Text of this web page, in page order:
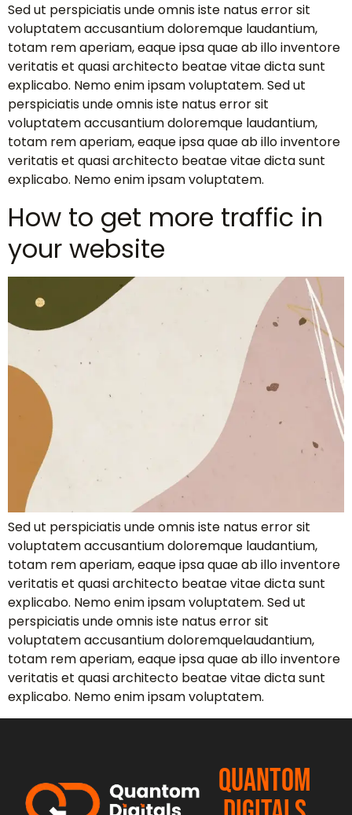
Sed ut perspiciatis unde omnis iste natus error sit
voluptatem accusantium doloremque laudantium,
totam rem aperiam, eaque ipsa quae ab illo inventore
veritatis et quasi architecto beatae vitae dicta sunt
explicabo. Nemo enim ipsam voluptatem. Sed ut
perspiciatis unde omnis iste natus error sit
voluptatem accusantium doloremque laudantium,
totam rem aperiam, eaque ipsa quae ab illo inventore
veritatis et quasi architecto beatae vitae dicta sunt
explicabo. Nemo enim ipsam voluptatem.
How to get more traffic in
your website
Sed ut perspiciatis unde omnis iste natus error sit
voluptatem accusantium doloremque laudantium,
totam rem aperiam, eaque ipsa quae ab illo inventore
veritatis et quasi architecto beatae vitae dicta sunt
explicabo. Nemo enim ipsam voluptatem. Sed ut
perspiciatis unde omnis iste natus error sit
voluptatem accusantium doloremquelaudantium,
totam rem aperiam, eaque ipsa quae ab illo inventore
veritatis et quasi architecto beatae vitae dicta sunt
explicabo. Nemo enim ipsam voluptatem.
QUANTOM